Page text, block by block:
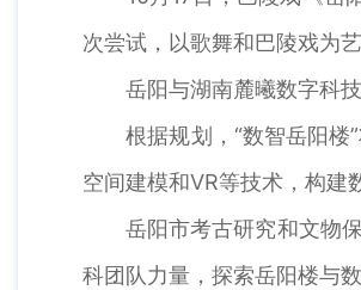
次尝试，以歌舞和巴陵戏为
岳阳与湖南麓曦数字科技
根据规划，“数智岳阳楼”
空间建模和VR等技术，构建
岳阳市考古研究和文物保
科团队力量，探索岳阳楼与